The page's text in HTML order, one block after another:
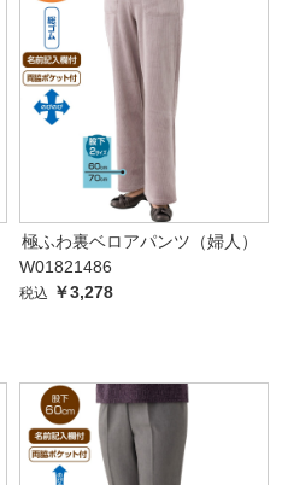
極ふわ裏ベロアパンツ（婦人）
W01821486
税込 ￥3,278